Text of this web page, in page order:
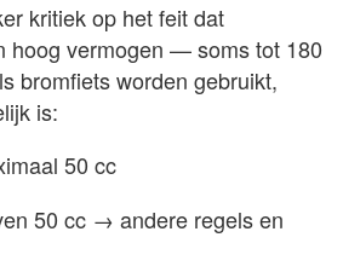
kritiek op het feit dat
hoog vermogen — soms tot 180
bromfiets worden gebruikt,
is:
50 cc
50 cc → andere regels en